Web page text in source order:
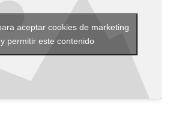
aceptar cookies de marketing
y permitir este contenido